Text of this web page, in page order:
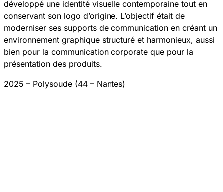
développé une identité visuelle contemporaine tout en
conservant son logo d’origine. L’objectif était de
moderniser ses supports de communication en créant un
environnement graphique structuré et harmonieux, aussi
bien pour la communication corporate que pour la
présentation des produits.
2025 – Polysoude (44 – Nantes)